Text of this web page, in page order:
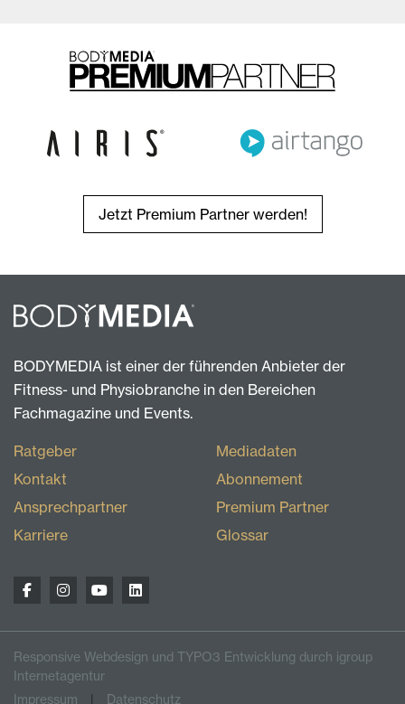
Jetzt Premium Partner werden!
BODYMEDIA ist einer der führenden Anbieter der
Fitness- und Physiobranche in den Bereichen
Fachmagazine und Events.
Ratgeber
Kontakt
Ansprechpartner
Karriere
Mediadaten
Abonnement
Premium Partner
Glossar
Responsive Webdesign und TYPO3 Entwicklung durch igroup
Internetagentur
Impressum
Datenschutz